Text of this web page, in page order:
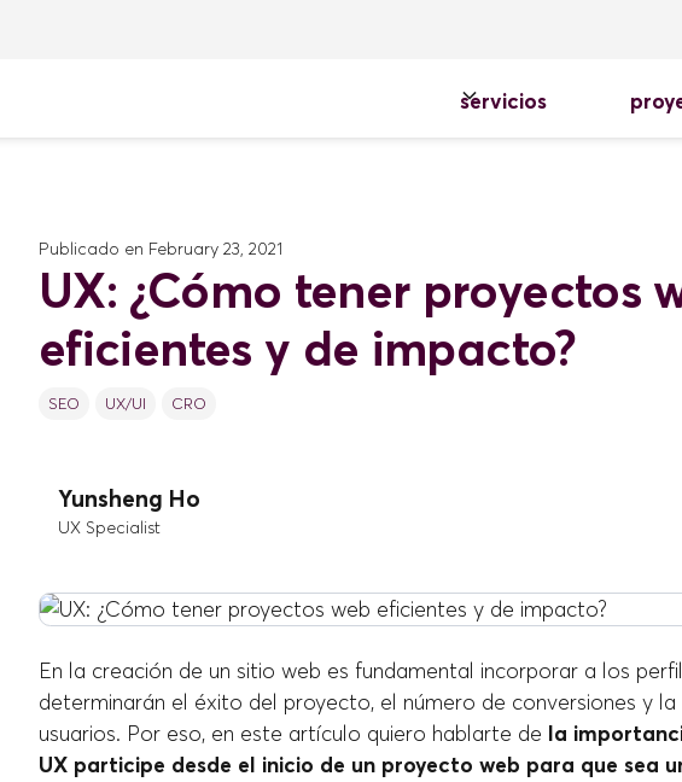
servicios
Publicado en February 23, 2021
UX: ¿Cómo tener proyectos
eficientes y de impacto?
SEO UX/UI CRO
Yunsheng Ho
UX Specialist
En la creación de un sitio web es fundamental incorporar a los
determinarán el éxito del proyecto, el número de conversiones y la
usuarios. Por eso, en este artículo quiero hablarte de la
UX participe desde el inicio de un proyecto web para que sea